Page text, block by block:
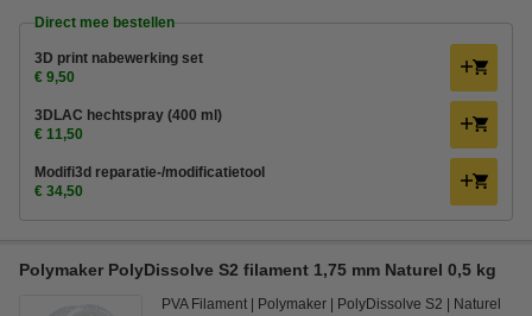
Direct mee bestellen
3D print nabewerking set
€ 9,50
3DLAC hechtspray (400 ml)
€ 11,50
Modifi3d reparatie-/modificatietool
€ 34,50
Polymaker PolyDissolve S2 filament 1,75 mm Naturel 0,5 kg
PVA Filament Polymaker PolyDissolve S2 Naturel